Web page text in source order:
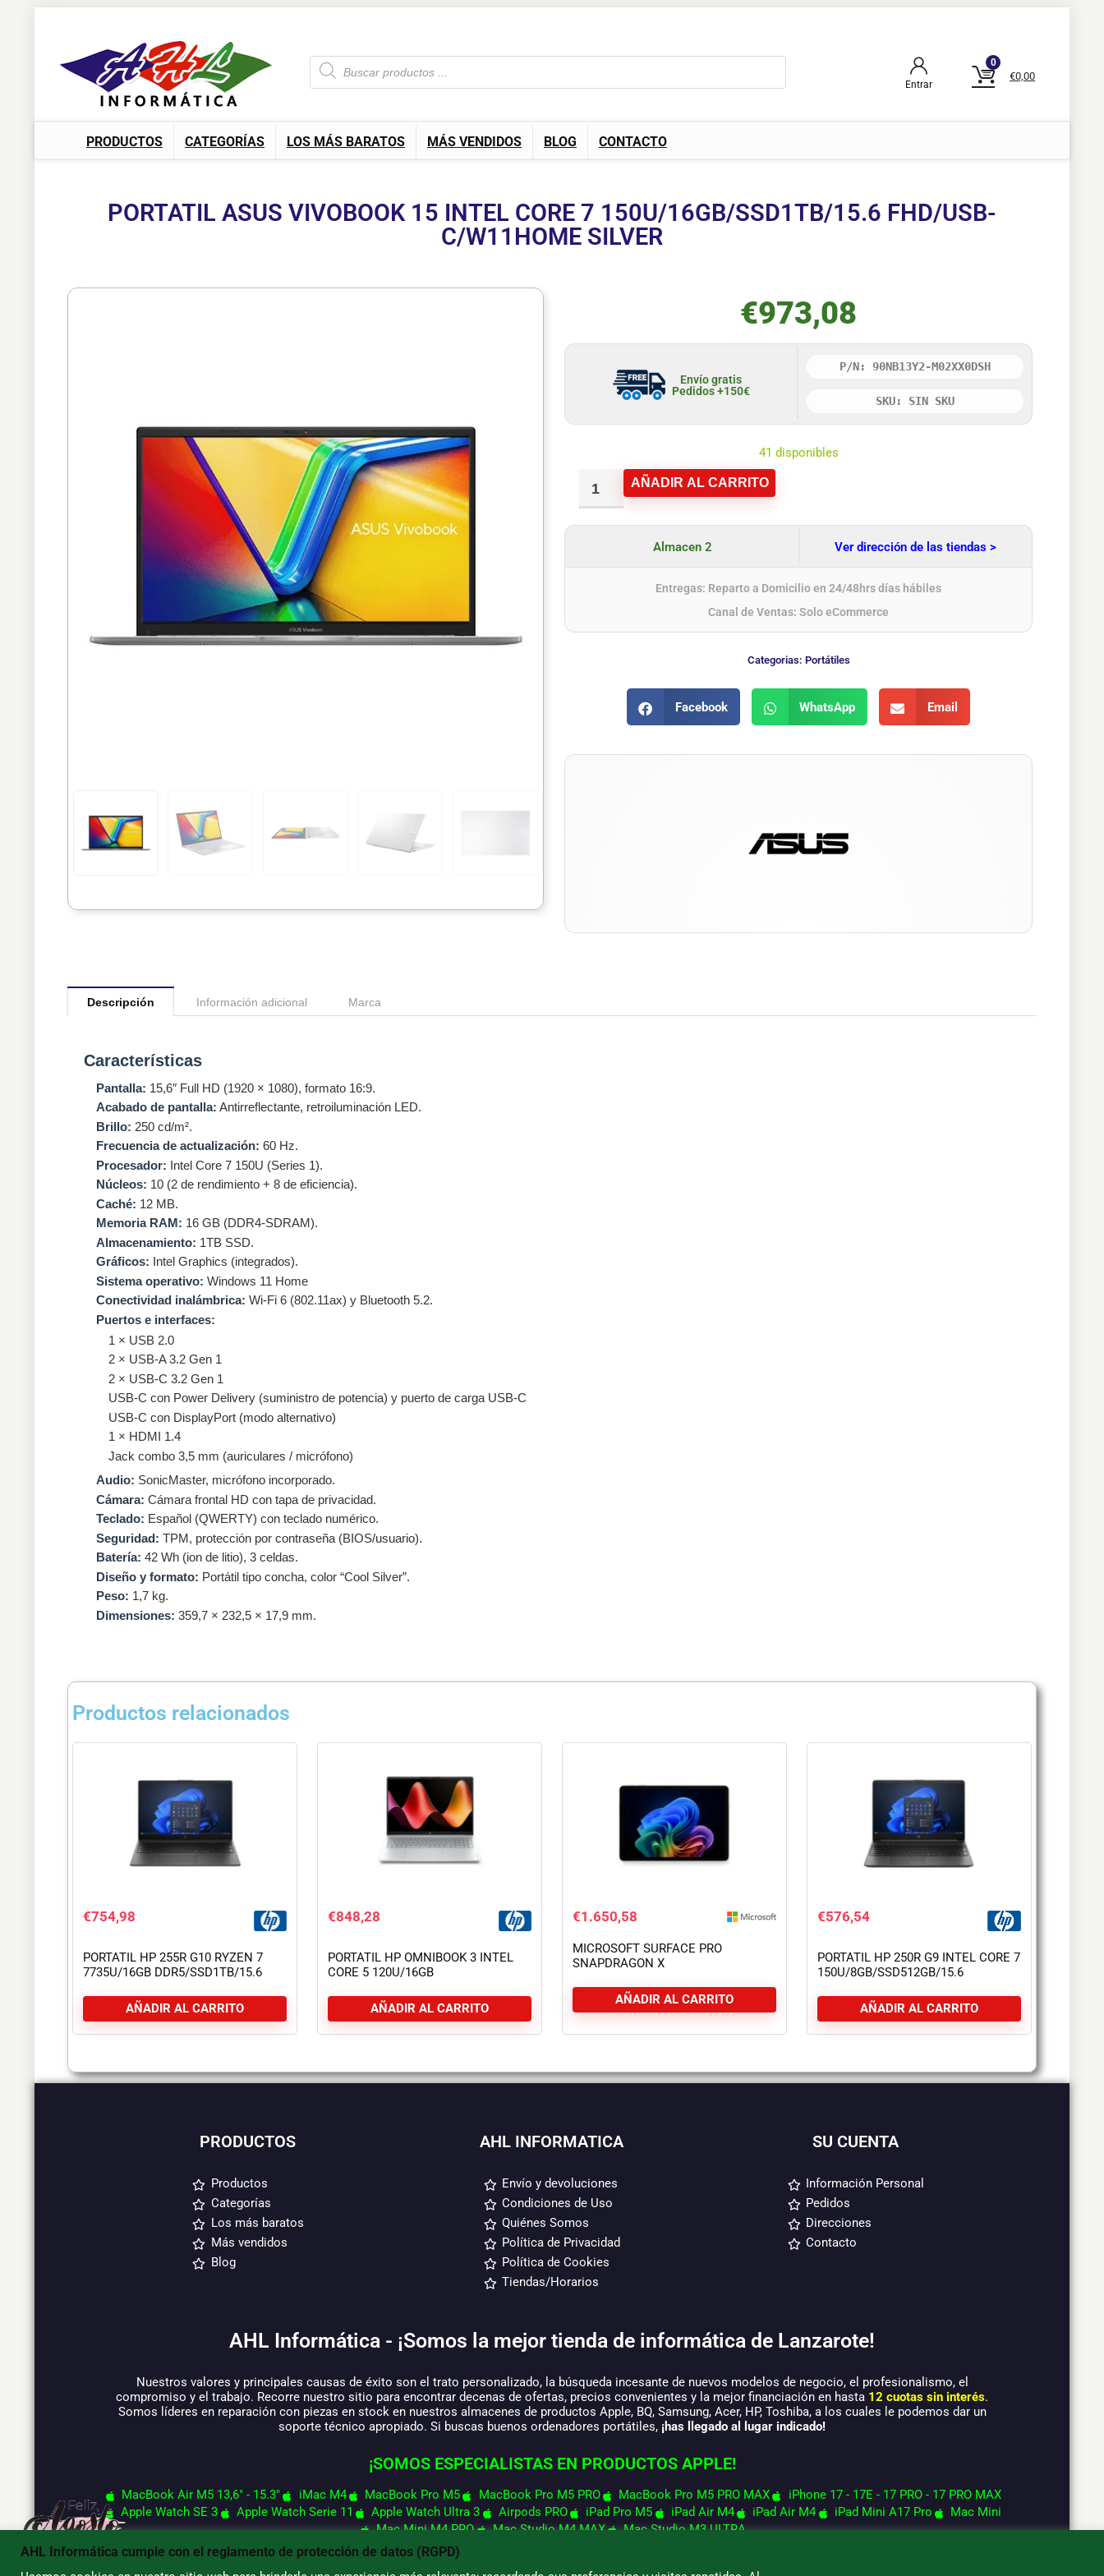
Entrar
0
€0,00
PRODUCTOS CATEGORÍAS LOS MÁS BARATOS MÁS VENDIDOS BLOG CONTACTO
PORTATIL ASUS VIVOBOOK 15 INTEL CORE 7 150U/16GB/SSD1TB/15.6 FHD/USB-
C/W11HOME SILVER
€973,08
Envío gratis
Pedidos +150€
P/N: 90NB13Y2-M02XX0DSH
SKU: SIN SKU
41 disponibles
AÑADIR AL CARRITO
Almacen 2 Ver dirección de las tiendas >
Entregas: Reparto a Domicilio en 24/48hrs días hábiles
Canal de Ventas: Solo eCommerce
Categorias: Portátiles
Facebook WhatsApp Email
Descripción Información adicional Marca
Características
Pantalla: 15,6″ Full HD (1920 × 1080), formato 16:9.
Acabado de pantalla: Antirreflectante, retroiluminación LED.
Brillo: 250 cd/m².
Frecuencia de actualización: 60 Hz.
Procesador: Intel Core 7 150U (Series 1).
Núcleos: 10 (2 de rendimiento + 8 de eficiencia).
Caché: 12 MB.
Memoria RAM: 16 GB (DDR4-SDRAM).
Almacenamiento: 1TB SSD.
Gráficos: Intel Graphics (integrados).
Sistema operativo: Windows 11 Home
Conectividad inalámbrica: Wi-Fi 6 (802.11ax) y Bluetooth 5.2.
Puertos e interfaces:
1 × USB 2.0
2 × USB-A 3.2 Gen 1
2 × USB-C 3.2 Gen 1
USB-C con Power Delivery (suministro de potencia) y puerto de carga USB-C
USB-C con DisplayPort (modo alternativo)
1 × HDMI 1.4
Jack combo 3,5 mm (auriculares / micrófono)
Audio: SonicMaster, micrófono incorporado.
Cámara: Cámara frontal HD con tapa de privacidad.
Teclado: Español (QWERTY) con teclado numérico.
Seguridad: TPM, protección por contraseña (BIOS/usuario).
Batería: 42 Wh (ion de litio), 3 celdas.
Diseño y formato: Portátil tipo concha, color “Cool Silver”.
Peso: 1,7 kg.
Dimensiones: 359,7 × 232,5 × 17,9 mm.
Productos relacionados
€754,98
PORTATIL HP 255R G10 RYZEN 7
7735U/16GB DDR5/SSD1TB/15.6
AÑADIR AL CARRITO
€848,28
PORTATIL HP OMNIBOOK 3 INTEL
CORE 5 120U/16GB
C/W11PROAÑADIR AL CARRITO
€1.650,58
MICROSOFT SURFACE PRO
SNAPDRAGON X
TACTIL/W11PRO SILVER + TECLADO
+ PEN
AÑADIR AL CARRITO
€576,54
PORTATIL HP 250R G9 INTEL CORE 7
150U/8GB/SSD512GB/15.6
AÑADIR AL CARRITO
PRODUCTOS
Productos
Categorías
Los más baratos
Más vendidos
Blog
AHL INFORMATICA
Envío y devoluciones
Condiciones de Uso
Quiénes Somos
Política de Privacidad
Política de Cookies
Tiendas/Horarios
SU CUENTA
Información Personal
Pedidos
Direcciones
Contacto
AHL Informática - ¡Somos la mejor tienda de informática de Lanzarote!
Nuestros valores y principales causas de éxito son el trato personalizado, la búsqueda incesante de nuevos modelos de negocio, el profesionalismo, el
compromiso y el trabajo. Recorre nuestro sitio para encontrar decenas de ofertas, precios convenientes y la mejor financiación en hasta 12 cuotas sin interés.
Somos líderes en reparación con piezas en stock en nuestros almacenes de productos Apple, BQ, Samsung, Acer, HP, Toshiba, a los cuales le podemos dar un
soporte técnico apropiado. Si buscas buenos ordenadores portátiles, ¡has llegado al lugar indicado!
¡SOMOS ESPECIALISTAS EN PRODUCTOS APPLE!
MacBook Air M5 13,6" - 15.3" iMac M4 MacBook Pro M5 MacBook Pro M5 PRO MacBook Pro M5 PRO MAX
iPhone 17 - 17E - 17 PRO - 17 PRO MAX
Apple Watch SE 3
Apple Watch Serie 11 Apple Watch Ultra 3 Airpods PRO iPad Pro M5 iPad Air M4 iPad Air M4 iPad Mini A17 Pro
Mac Mini
Mac Mini M4 PRO
Mac Studio M4 MAX Mac Studio M3 ULTRA
AHL Informática cumple con el reglamento de protección de datos (RGPD)